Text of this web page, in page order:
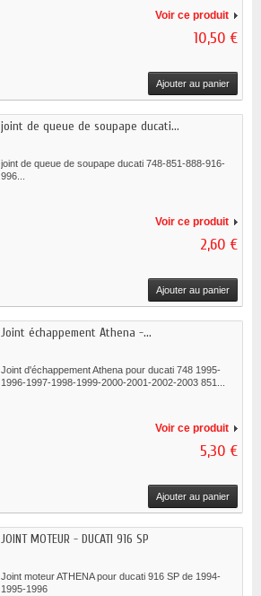
Voir ce produit
10,50 €
Ajouter au panier
joint de queue de soupape ducati...
joint de queue de soupape ducati 748-851-888-916-
996...
Voir ce produit
2,60 €
Ajouter au panier
Joint échappement Athena -...
Joint d'échappement Athena pour ducati 748 1995-
1996-1997-1998-1999-2000-2001-2002-2003 851...
Voir ce produit
5,30 €
Ajouter au panier
JOINT MOTEUR - DUCATI 916 SP
Joint moteur ATHENA pour ducati 916 SP de 1994-
1995-1996